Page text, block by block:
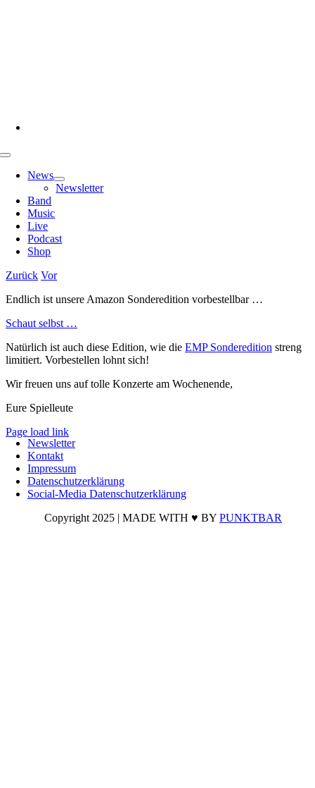
Toggle
NavigationNews
Newsletter
Band
Music
Live
Podcast
Shop
Zurück Vor
Endlich ist unsere Amazon Sonderedition vorbestellbar …
Schaut selbst …
Natürlich ist auch diese Edition, wie die EMP Sonderedition streng
limitiert. Vorbestellen lohnt sich!
Wir freuen uns auf tolle Konzerte am Wochenende,
Eure Spielleute
Newsletter
Kontakt
Impressum
Datenschutzerklärung
Social-Media Datenschutzerklärung
Copyright 2025 | MADE WITH ♥ BY PUNKTBAR
Page load link
Nach
oben